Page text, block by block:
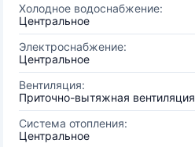
Холодное водоснабжение:
Центральное
Электроснабжение:
Центральное
Вентиляция:
Приточно-вытяжная вентиляция
Система отопления:
Центральное